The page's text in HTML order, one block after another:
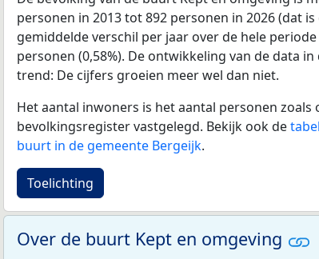
personen in 2013 tot 892 personen in 2026 (dat is
gemiddelde verschil per jaar over de hele
personen (0,58%). De ontwikkeling van de data
trend: De cijfers groeien meer wel dan niet.
Het aantal inwoners is het aantal personen zoals
bevolkingsregister vastgelegd. Bekijk ook de
buurt in de gemeente Bergeijk.
Toelichting
Over de buurt Kept en omgeving